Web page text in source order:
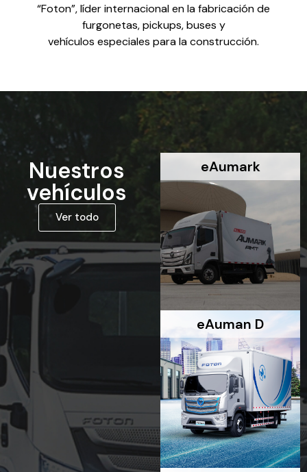
“Foton”, líder internacional en la fabricación de
furgonetas, pickups, buses y
vehículos especiales para la construcción.
Nuestros
vehículos
Ver todo
eAumark
eAuman D